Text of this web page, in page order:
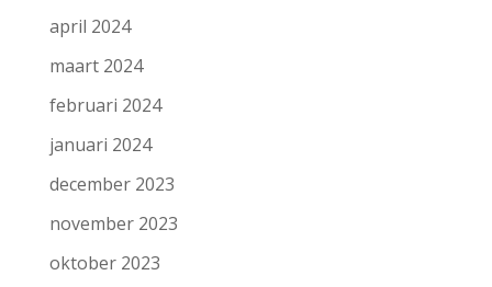
april 2024
maart 2024
februari 2024
januari 2024
december 2023
november 2023
oktober 2023